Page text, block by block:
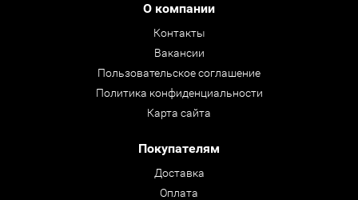
О компании
Контакты
Вакансии
Пользовательское соглашение
Политика конфиденциальности
Карта сайта
Покупателям
Доставка
Оплата